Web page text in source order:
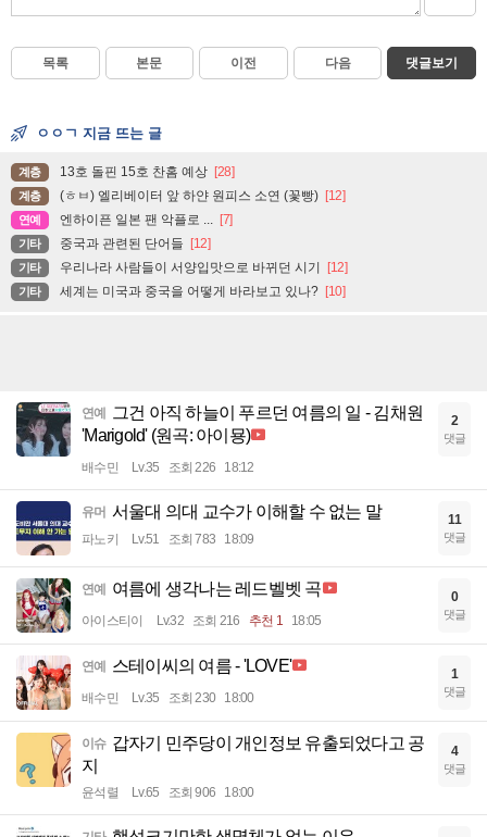
목록 본문 이전 다음 댓글보기
ㅇㅇㄱ 지금 뜨는 글
계층 13호 돌핀 15호 찬홈 예상 [28]
계층 (ㅎㅂ) 엘리베이터 앞 하얀 원피스 소연 (꽃빵) [12]
연예 엔하이픈 일본 팬 악플로 ... [7]
기타 중국과 관련된 단어들 [12]
기타 우리나라 사람들이 서양입맛으로 바뀌던 시기 [12]
기타 세계는 미국과 중국을 어떻게 바라보고 있나? [10]
연예 그건 아직 하늘이 푸르던 여름의 일 - 김채원
'Marigold' (원곡: 아이묭)
배수민 Lv.35 조회 226 18:12
2
댓글
유머 서울대 의대 교수가 이해할 수 없는 말
파노키 Lv.51 조회 783 18:09
11
댓글
연예 여름에 생각나는 레드벨벳 곡
아이스티이 Lv.32 조회 216 추천 1 18:05
0
댓글
연예 스테이씨의 여름 - 'LOVE'
배수민 Lv.35 조회 230 18:00
1
댓글
이슈 갑자기 민주당이 개인정보 유출되었다고 공
지
윤석렬 Lv.65 조회 906 18:00
4
댓글